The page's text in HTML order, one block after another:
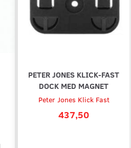
PETER JONES KLICK-FAST
DOCK MED MAGNET
Peter Jones Klick Fast
437,50